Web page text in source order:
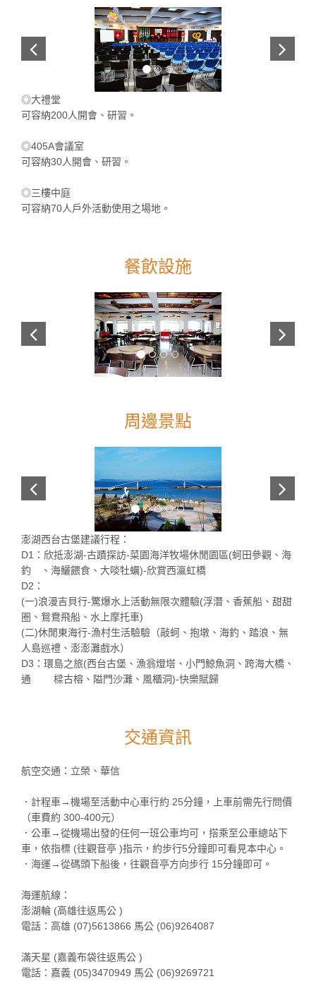
◎大禮堂
可容納200人開會、研習。
◎405A會議室
可容納30人開會、研習。
◎三樓中庭
可容納70人戶外活動使用之場地。
餐飲設施
周邊景點
澎湖西台古堡建議行程：
D1：欣抵澎湖-古蹟探訪-菜園海洋牧場休閒園區(蚵田參觀、海
釣 、海鱺餵食、大啖牡蠣)-欣賞西瀛虹橋
D2：
(一)浪漫吉貝行-驚爆水上活動無限次體驗(浮潛、香蕉船、甜甜
圈、鴛鴦飛船、水上摩托車)
(二)休閒東海行-漁村生活驗驗（敲蚵、抱墩、海釣、踏浪、無
人島巡禮、澎澎灘戲水）
D3：環島之旅(西台古堡、漁翁燈塔、小門鯨魚洞、跨海大橋、
通 樑古榕、隘門沙灘、風櫃洞)-快樂賦歸
交通資訊
航空交通：立榮、華信
．計程車→機場至活動中心車行約 25分鐘，上車前需先行問價
（車費約 300-400元）
．公車→從機場出發的任何一班公車均可，搭乘至公車總站下
車，依指標 (往觀音亭 )指示，約步行5分鐘即可看見本中心。
．海運→從碼頭下船後，往觀音亭方向步行 15分鐘即可。
海運航線：
澎湖輪 (高雄往返馬公 )
電話：高雄 (07)5613866 馬公 (06)9264087
滿天星 (嘉義布袋往返馬公 )
電話：嘉義 (05)3470949 馬公 (06)9269721